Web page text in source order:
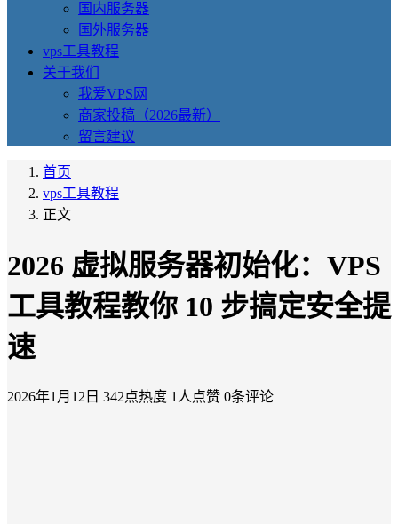
国内服务器
国外服务器
vps工具教程
关于我们
我爱VPS网
商家投稿（2026最新）
留言建议
首页
vps工具教程
正文
2026 虚拟服务器初始化：VPS
工具教程教你 10 步搞定安全提
速
2026年1月12日 342点热度 1人点赞 0条评论